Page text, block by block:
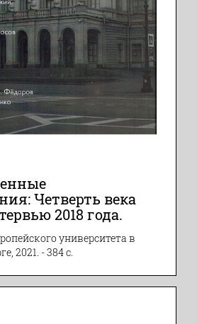
Четверть века
2018 года.
университета в
2021. - 384 с.